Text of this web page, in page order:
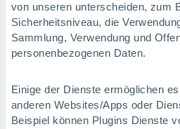
von unseren unterscheiden, zum
Sicherheitsniveau, die
Sammlung, Verwendung und
personenbezogenen Daten.
Einige der Dienste ermöglichen
anderen Websites/Apps oder
Beispiel können Plugins Dienste